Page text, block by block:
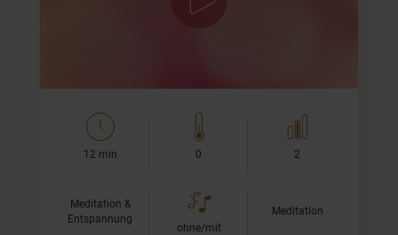
dort hin, um ihn auszuweiten. Gleichzeitig lösen wir uns
12 min 0 2
Meditation &
Entspannung
ohne/mit
Meditation